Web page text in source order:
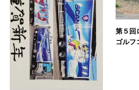
第５回
ゴルフ